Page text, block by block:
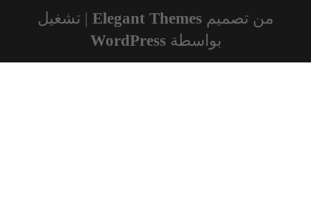
من تصميم Elegant Themes | تشغيل
بواسطةWordPress